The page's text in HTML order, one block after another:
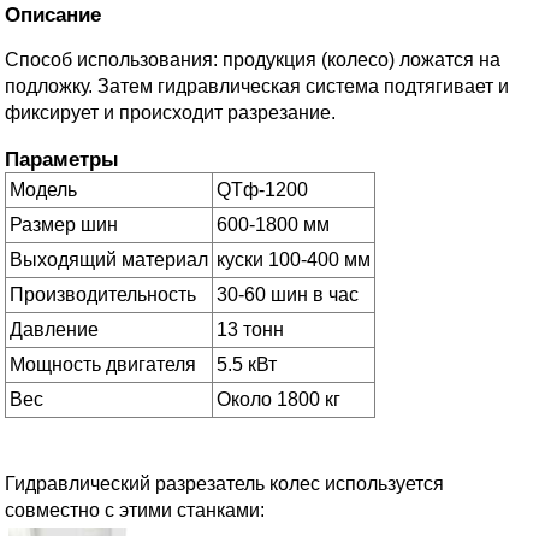
Описание
Способ использования: продукция (колесо) ложатся на
подложку. Затем гидравлическая система подтягивает и
фиксирует и происходит разрезание.
Параметры
Модель
QTф-1200
Размер шин
600-1800 мм
Выходящий материал куски 100-400 мм
Производительность
30-60 шин в час
Давление
13 тонн
Мощность двигателя
5.5 кВт
Вес
Около 1800 кг
Гидравлический разрезатель колес используется
совместно с этими станками: